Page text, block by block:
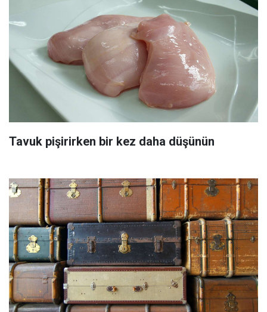
Tavuk pişirirken bir kez daha düşünün